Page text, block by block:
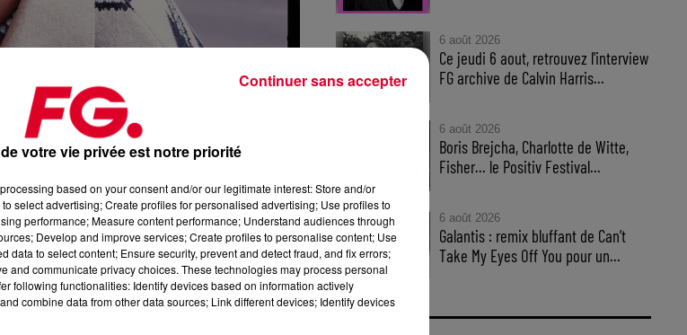
Lauv - Kids are born stars
rien de péjoratif dans cette formule.
des productions de qualité
6 août 2026
Ce jeudi 6 aout, retrouvez l'interview
FG archive de Calvin Harris...
6 août 2026
Boris Brejcha, Charlotte de Witte,
Fisher… le Positiv Festival...
6 août 2026
Galantis : remix bluffant de Can’t
Take My Eyes Off You pour un...
votre vie privée est notre priorité
based on your consent and/or our legitimate interest: Store and/or
select advertising; Create profiles for personalised advertising; Use profiles to
performance; Measure content performance; Understand audiences through
Develop and improve services; Create profiles to personalise content; Use
data to select content; Ensure security, prevent and detect fraud, and fix errors;
and communicate privacy choices. These technologies may process personal
following functionalities: Identify devices based on information actively
combine data from other data sources; Link different devices; Identify devices
Continuer sans accepter